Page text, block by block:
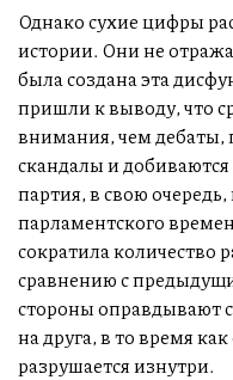
Однако сухие цифры
истории. Они не
была создана эта
пришли к выводу, что
внимания, чем дебаты,
скандалы и
партия, в свою
парламентского
сократила количество
сравнению с
стороны оправдывают
на друга, в то время
разрушается изнутри.